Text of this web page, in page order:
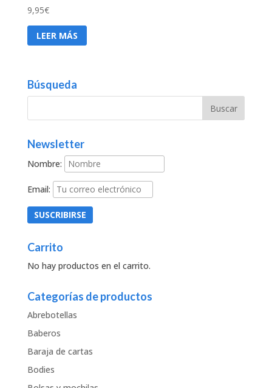
9,95€
LEER MÁS
Búsqueda
Newsletter
Nombre:
Email:
Carrito
No hay productos en el carrito.
Categorías de productos
Abrebotellas
Baberos
Baraja de cartas
Bodies